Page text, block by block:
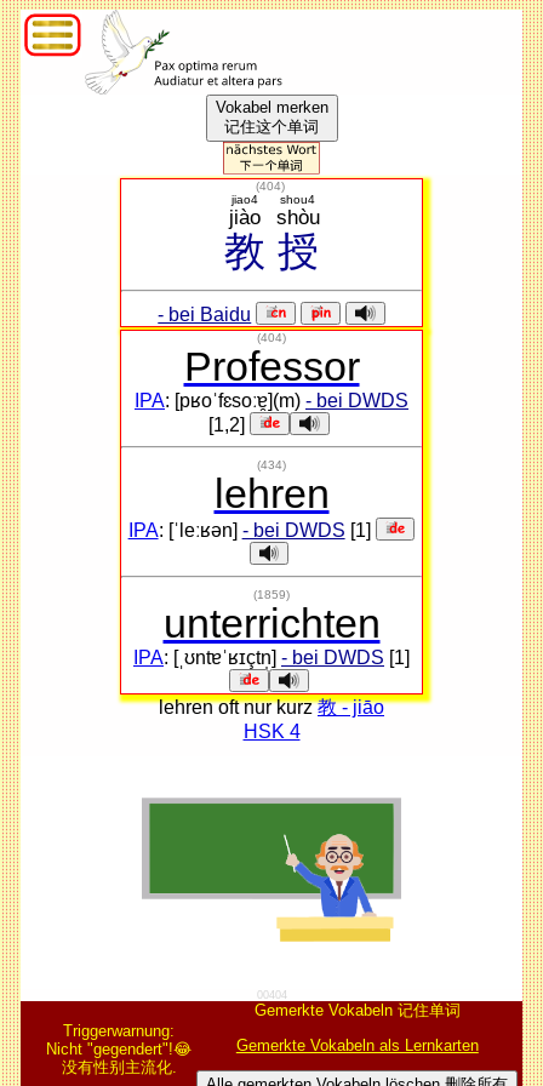
Vokabel merken
记住这个单词
(404)
教
jiào
jiao4
授
shòu
shou4
- bei Baidu
(404)
Professor
IPA: [pʁoˈfɛsoːɐ̯](m) - bei DWDS
[1,2]
(434)
lehren
IPA: [ˈleːʁən] - bei DWDS [1]
(1859)
unterrichten
IPA: [ˌʊntɐˈʁɪçtn̩] - bei DWDS [1]
lehren oft nur kurz教 - jiāo
HSK 4
00404
Triggerwarnung:
Nicht "gegendert"!😂
没有性别主流化.
Gemerkte Vokabeln 记住单词
Gemerkte Vokabeln als Lernkarten